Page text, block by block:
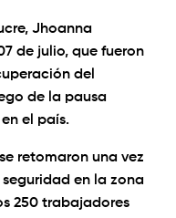
Jhoanna
de julio, que fueron
del
de la pausa
el país.
retomaron una vez
en la zona
250 trabajadores